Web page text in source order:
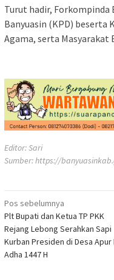
‎Turut hadir, Forkompinda
Banyuasin (KPD) beserta
Agama, serta Masyarakat
Editor: Sari
Sumber:https://
Navigasi
pos
Pos sebelumnya
Plt Bupati dan Ketua TP PKK
Rejang Lebong Serahkan Sapi
Kurban Presiden di Desa Apur
Adha 1447 H